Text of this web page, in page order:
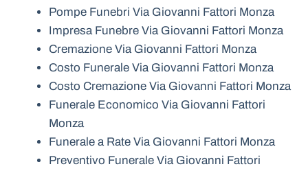
Pompe Funebri Via Giovanni Fattori Monza
Impresa Funebre Via Giovanni Fattori Monza
Cremazione Via Giovanni Fattori Monza
Costo Funerale Via Giovanni Fattori Monza
Costo Cremazione Via Giovanni Fattori Monza
Funerale Economico Via Giovanni Fattori
Monza
Funerale a Rate Via Giovanni Fattori Monza
Preventivo Funerale Via Giovanni Fattori